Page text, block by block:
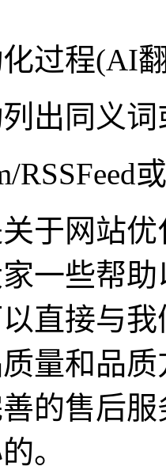
程(AI翻
同义词
网站优
一些帮
直接与
量和品
的售后
。